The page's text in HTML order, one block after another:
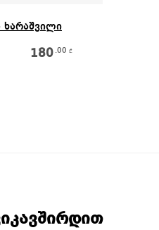
ხარაშვილი
180 .00 ₾